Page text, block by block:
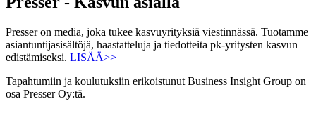
Presser on media, joka tukee kasvuyrityksiä viestinnässä. Tuotamme
asiantuntijasisältöjä, haastatteluja ja tiedotteita pk-yritysten kasvun
edistämiseksi. LISÄÄ>>
Tapahtumiin ja koulutuksiin erikoistunut Business Insight Group on
osa Presser Oy:tä.